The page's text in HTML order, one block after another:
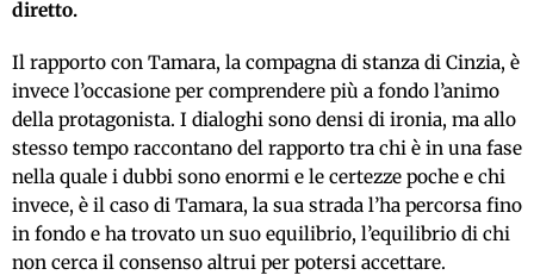
diretto.
Il rapporto con Tamara, la compagna di stanza di Cinzia, è
invece l’occasione per comprendere più a fondo l’animo
della protagonista. I dialoghi sono densi di ironia, ma allo
stesso tempo raccontano del rapporto tra chi è in una fase
nella quale i dubbi sono enormi e le certezze poche e chi
invece, è il caso di Tamara, la sua strada l’ha percorsa fino
in fondo e ha trovato un suo equilibrio, l’equilibrio di chi
non cerca il consenso altrui per potersi accettare.